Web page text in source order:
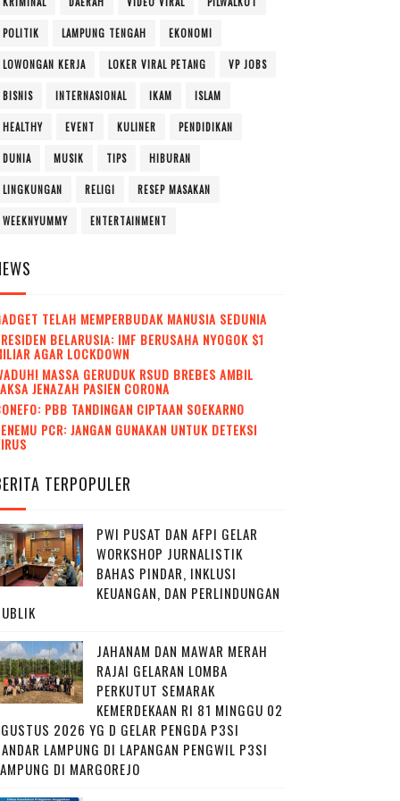
POLITIK LAMPUNG TENGAH EKONOMI
LOWONGAN KERJA LOKER VIRAL PETANG VP JOBS
BISNIS INTERNASIONAL IKAM ISLAM
HEALTHY EVENT KULINER PENDIDIKAN
DUNIA MUSIK TIPS HIBURAN
LINGKUNGAN RELIGI RESEP MASAKAN
WEEKNYUMMY ENTERTAINMENT
TELAH MEMPERBUDAK MANUSIA SEDUNIA
BELARUSIA: IMF BERUSAHA NYOGOK $1
AGAR LOCKDOWN
MASSA GERUDUK RSUD BREBES AMBIL
JENAZAH PASIEN CORONA
PBB TANDINGAN CIPTAAN SOEKARNO
PCR: JANGAN GUNAKAN UNTUK DETEKSI
TERPOPULER
PWI PUSAT DAN AFPI GELAR
WORKSHOP JURNALISTIK
BAHAS PINDAR, INKLUSI
KEUANGAN, DAN PERLINDUNGAN
JAHANAM DAN MAWAR MERAH
RAJAI GELARAN LOMBA
PERKUTUT SEMARAK
KEMERDEKAAN RI 81 MINGGU 02
2026 YG D GELAR PENGDA P3SI
LAMPUNG DI LAPANGAN PENGWIL P3SI
DI MARGOREJO